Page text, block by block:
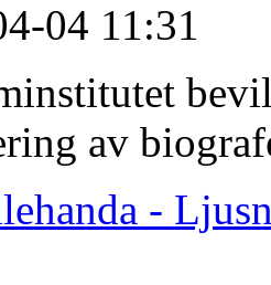
04 11:31
av
-